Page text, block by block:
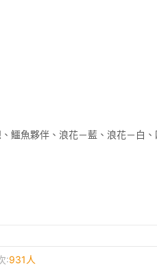
鱷魚夥伴、浪花－藍、浪花－白、
:931人